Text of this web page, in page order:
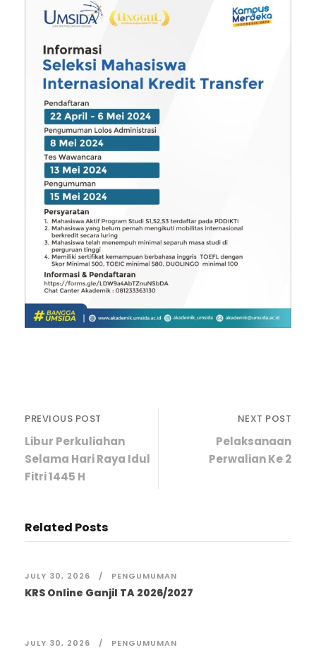
PREVIOUS POST
Libur Perkuliahan
Selama Hari Raya Idul
Fitri 1445 H
NEXT POST
Pelaksanaan
Perwalian Ke 2
Related Posts
JULY 30, 2026 PENGUMUMAN
KRS Online Ganjil TA 2026/2027
JULY 30, 2026 PENGUMUMAN